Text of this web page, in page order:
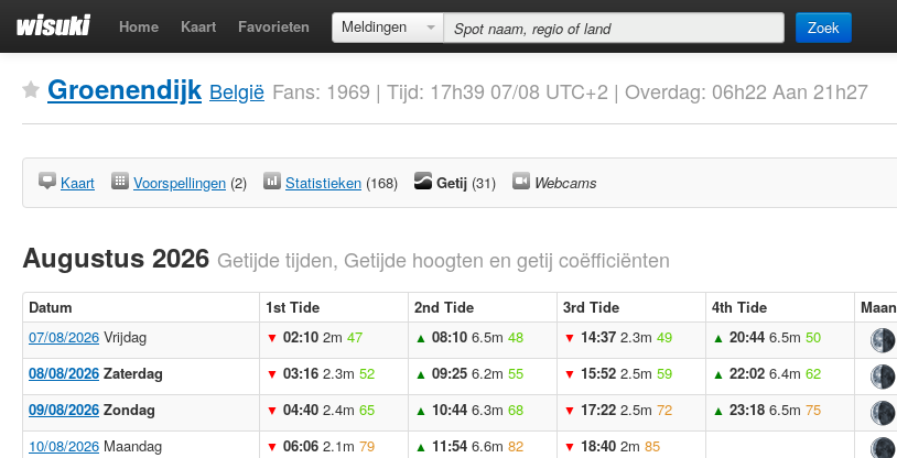
Home Kaart Favorieten Meldingen Zoek
Groenendijk België Fans: 1969 | Tijd: 17h39 07/08 UTC+2 | Overdag: 06h22 Aan 21h27
Kaart Voorspellingen (2) Statistieken (168) Getij (31) Webcams
Augustus 2026 Getijde tijden, Getijde hoogten en getij coëfficiënten
Datum 1st Tide 2nd Tide 3rd Tide 4th Tide Maan
07/08/2026 Vrijdag ▼ 02:10 2m 47 ▲ 08:10 6.5m 48 ▼ 14:37 2.3m 49 ▲ 20:44 6.5m 50
08/08/2026 Zaterdag ▼ 03:16 2.3m 52 ▲ 09:25 6.2m 55 ▼ 15:52 2.5m 59 ▲ 22:02 6.4m 62
09/08/2026 Zondag ▼ 04:40 2.4m 65 ▲ 10:44 6.3m 68 ▼ 17:22 2.5m 72 ▲ 23:18 6.5m 75
10/08/2026 Maandag ▼ 06:06 2.1m 79 ▲ 11:54 6.6m 82 ▼ 18:40 2m 85